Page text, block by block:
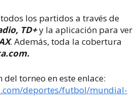
los partidos a través de
TD+y la aplicación para ver
. Además, toda la cobertura
torneo en este enlace:
deportes/futbol/mundial-